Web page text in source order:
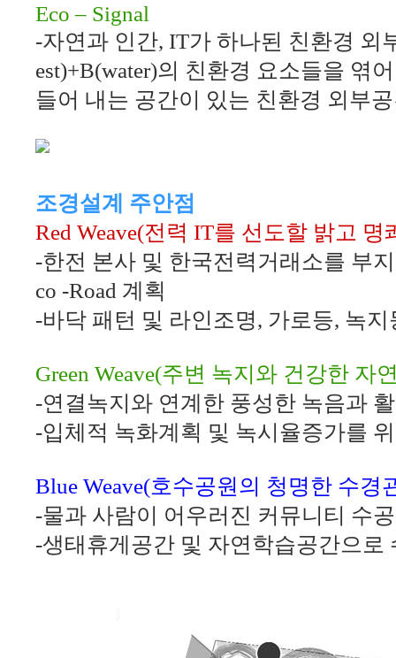
Eco – Signal
-자연과 인간, IT가 하나된 친환경 외
est)+B(water)의 친환경 요소들을 엮
들어 내는 공간이 있는 친환경 외부
조경설계 주안점
Red Weave(전력 IT를 선도할 밝고 명
-한전 본사 및 한국전력거래소를 부
co -Road 계획
-바닥 패턴 및 라인조명, 가로등, 녹지
Green Weave(주변 녹지와 건강한 자
-연결녹지와 연계한 풍성한 녹음과
-입체적 녹화계획 및 녹시율증가를
Blue Weave(호수공원의 청명한 수경
-물과 사람이 어우러진 커뮤니티 수
-생태휴게공간 및 자연학습공간으로